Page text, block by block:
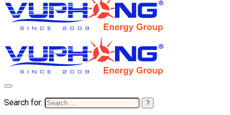
Search for: